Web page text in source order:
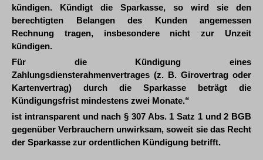
kündigen. Kündigt die Sparkasse, so wird sie den
berechtigten Belangen des Kunden angemessen
Rechnung tragen, insbesondere nicht zur Unzeit
kündigen.
Für die Kündigung eines
Zahlungsdiensterahmenvertrages (z. B. Girovertrag oder
Kartenvertrag) durch die Sparkasse beträgt die
Kündigungsfrist mindestens zwei Monate.“
ist intransparent und nach § 307 Abs. 1 Satz 1 und 2 BGB
gegenüber Verbrauchern unwirksam, soweit sie das Recht
der Sparkasse zur ordentlichen Kündigung betrifft.